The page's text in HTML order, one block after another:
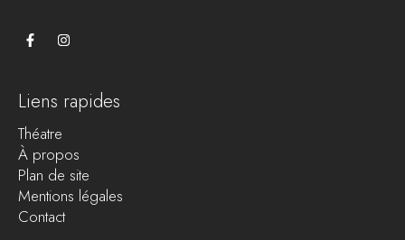
Liens rapides
Théatre
À propos
Plan de site
Mentions légales
Contact